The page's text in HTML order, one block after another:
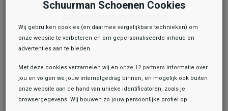
Schuurman Schoenen Cookies
Wij gebruiken cookies (en daarmee vergelijkbare technieken) om
onze website te verbeteren en om gepersonaliseerde inhoud en
advertenties aan te bieden.
Met deze cookies verzamelen wij en onze 12 partners informatie over
jou en volgen we jouw internetgedrag binnen, en mogelijk ook buiten
onze website aan de hand van unieke identificatoren, zoals je
browsergegevens. Wij bouwen zo jouw persoonlijke profiel op.